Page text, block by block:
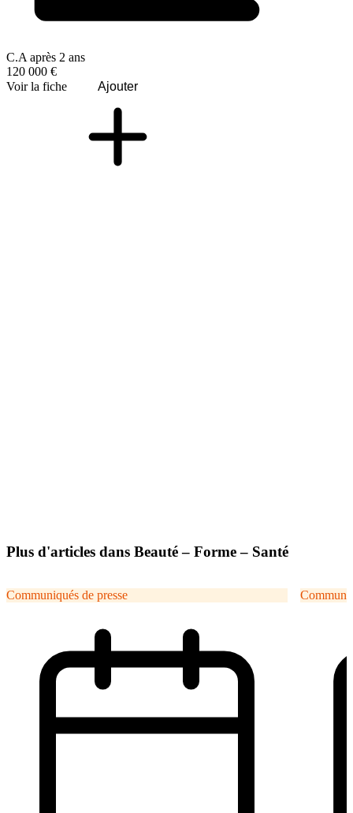
C.A après 2 ans
120 000 €
Voir la fiche
Ajouter
Plus d'articles dans Beauté – Forme – Santé
Communiqués de presse